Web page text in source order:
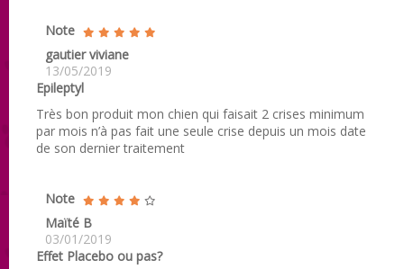
Note
gautier viviane
13/05/2019
Epileptyl
Très bon produit mon chien qui faisait 2 crises minimum
par mois n’à pas fait une seule crise depuis un mois date
de son dernier traitement
Note
Maïté B
03/01/2019
Effet Placebo ou pas?